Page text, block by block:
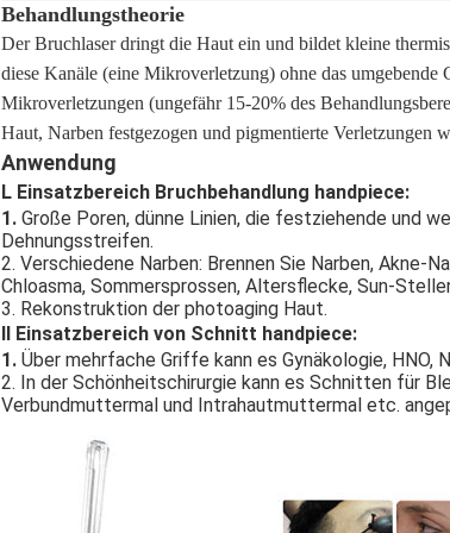
Behandlungstheorie
Der Bruchlaser dringt die Haut ein und bildet kleine
diese Kanäle (eine Mikroverletzung) ohne das
Mikroverletzungen (ungefähr 15-20% des
Haut, Narben festgezogen und pigmentierte Verletzungen
Anwendung
L Einsatzbereich Bruchbehandlung handpiece:
1. Große Poren, dünne Linien, die festziehende und
Dehnungsstreifen.
2. Verschiedene Narben: Brennen Sie Narben, Akne-
Chloasma, Sommersprossen, Altersflecke, Sun-
3. Rekonstruktion der photoaging Haut.
ll Einsatzbereich von Schnitt handpiece:
1. Über mehrfache Griffe kann es Gynäkologie, HNO,
2. In der Schönheitschirurgie kann es Schnitten für
Verbundmuttermal und Intrahautmuttermal etc.